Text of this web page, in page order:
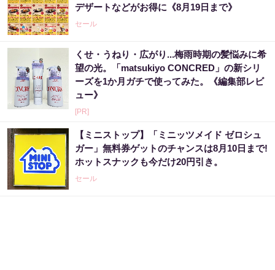
デザートなどがお得に《8月19日まで》
セール
くせ・うねり・広がり...梅雨時期の髪悩みに希
望の光。「matsukiyo CONCRED」の新シリ
ーズを1か月ガチで使ってみた。《編集部レビ
ュー》
[PR]
【ミニストップ】「ミニッツメイド ゼロシュ
ガー」無料券ゲットのチャンスは8月10日まで!
ホットスナックも今だけ20円引き。
セール